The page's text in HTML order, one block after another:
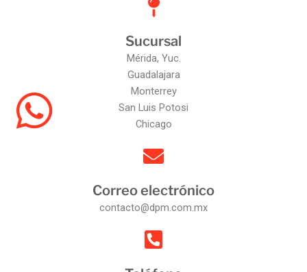
Sucursal
Mérida, Yuc.
Guadalajara
Monterrey
San Luis Potosi
Chicago
Correo electrónico
contacto@dpm.com.mx